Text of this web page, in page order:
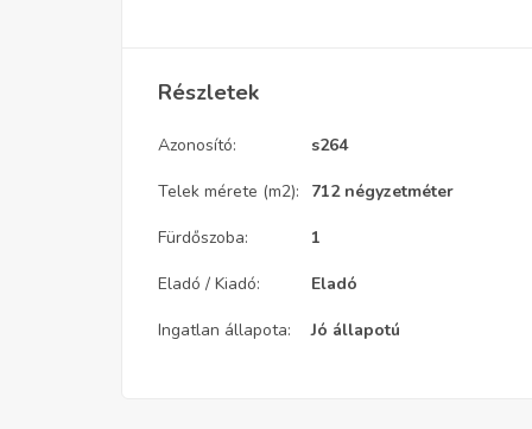
Részletek
Azonosító: s264
Telek mérete (m2): 712 négyzetméter
Fürdőszoba: 1
Eladó / Kiadó: Eladó
Ingatlan állapota: Jó állapotú